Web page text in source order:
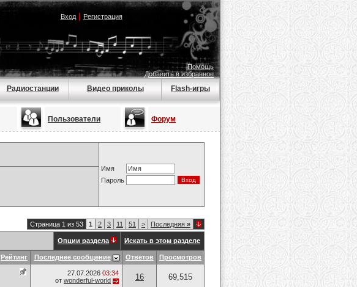
Вход| Регистрация
Помощь
Добавить в избранное
Радиостанции Видео приколы Flash-игры
Пользователи Форум
Имя
Пароль
Страница 1 из 53 1 2 3 11 51 > Последняя »
Опции раздела Искать в этом разделе
Рейтинг Последнее сообщение Ответов Просмотров
27.07.2026 03:34
от wonderful-world 16 69,515